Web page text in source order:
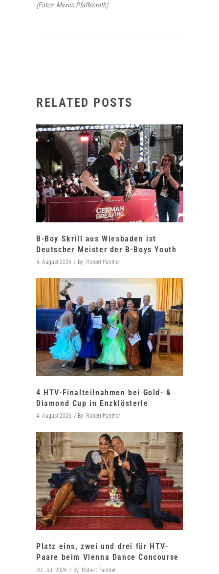
(Fotos: Maxim Pfaffenroth)
RELATED POSTS
B-Boy Skrill aus Wiesbaden ist
Deutscher Meister der B-Boys Youth
4. August 2026 By Robert Panther
4 HTV-Finalteilnahmen bei Gold- &
Diamond Cup in Enzklösterle
4. August 2026 By Robert Panther
Platz eins, zwei und drei für HTV-
Paare beim Vienna Dance Concourse
20. Juli 2026 By Robert Panther